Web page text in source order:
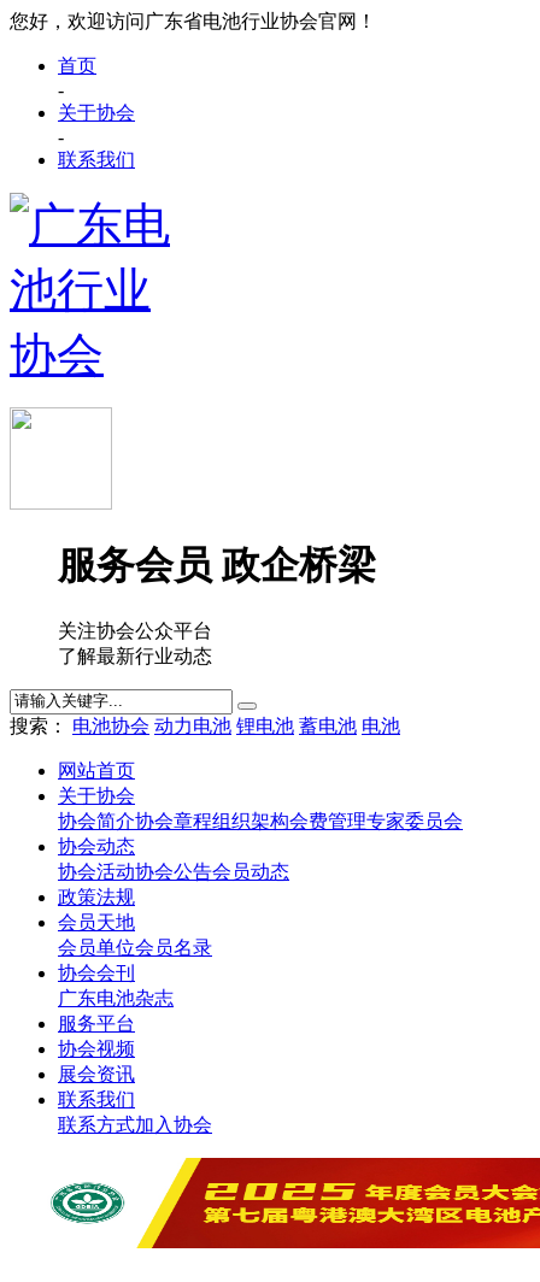
您好，欢迎访问广东省电池行业协会官网！
首页
-
关于协会
-
联系我们
服务会员 政企桥梁
关注协会公众平台
了解最新行业动态
搜索： 电池协会 动力电池 锂电池 蓄电池 电池
网站首页
关于协会
协会简介协会章程组织架构会费管理专家委员会
协会动态
协会活动协会公告会员动态
政策法规
会员天地
会员单位会员名录
协会会刊
广东电池杂志
服务平台
协会视频
展会资讯
联系我们
联系方式加入协会